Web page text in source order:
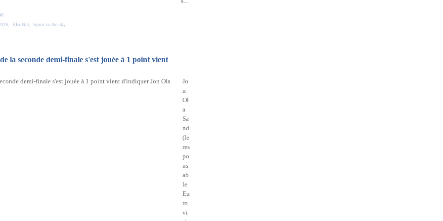
#]
KEiiNO Spirit in the sky
la seconde demi-finale s'est jouée à 1 point vient
Jo
n
Ol
a
Sa
nd
(le
res
po
ns
ab
le
Eu
ro
vi